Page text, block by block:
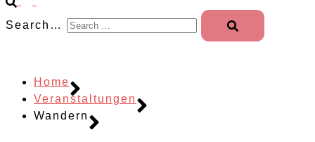
Search…
Home
Veranstaltungen
Wandern